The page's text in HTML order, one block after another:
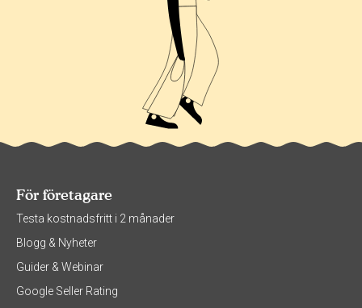
För företagare
Testa kostnadsfritt i 2 månader
Blogg & Nyheter
Guider & Webinar
Google Seller Rating